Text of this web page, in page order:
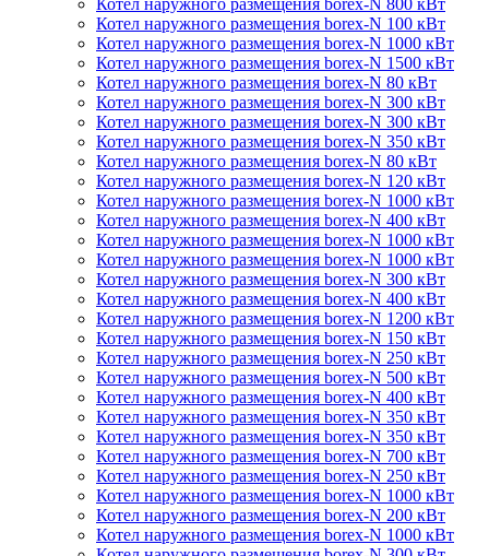
Котел наружного размещения borex-N 800 кВт
Котел наружного размещения borex-N 100 кВт
Котел наружного размещения borex-N 1000 кВт
Котел наружного размещения borex-N 1500 кВт
Котел наружного размещения borex-N 80 кВт
Котел наружного размещения borex-N 300 кВт
Котел наружного размещения borex-N 300 кВт
Котел наружного размещения borex-N 350 кВт
Котел наружного размещения borex-N 80 кВт
Котел наружного размещения borex-N 120 кВт
Котел наружного размещения borex-N 1000 кВт
Котел наружного размещения borex-N 400 кВт
Котел наружного размещения borex-N 1000 кВт
Котел наружного размещения borex-N 1000 кВт
Котел наружного размещения borex-N 300 кВт
Котел наружного размещения borex-N 400 кВт
Котел наружного размещения borex-N 1200 кВт
Котел наружного размещения borex-N 150 кВт
Котел наружного размещения borex-N 250 кВт
Котел наружного размещения borex-N 500 кВт
Котел наружного размещения borex-N 400 кВт
Котел наружного размещения borex-N 350 кВт
Котел наружного размещения borex-N 350 кВт
Котел наружного размещения borex-N 700 кВт
Котел наружного размещения borex-N 250 кВт
Котел наружного размещения borex-N 1000 кВт
Котел наружного размещения borex-N 200 кВт
Котел наружного размещения borex-N 1000 кВт